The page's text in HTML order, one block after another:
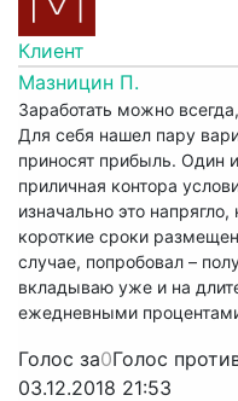
Клиент
Мазницин П.
Заработать можно
Для себя нашел пару
приносят прибыль. Один
приличная контора
изначально это
короткие сроки
случае, попробовал –
вкладываю уже и на
ежедневными
Голос за0Голос
03.12.2018 21:53